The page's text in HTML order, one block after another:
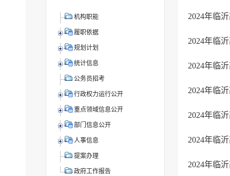
机构职能
履职依据
规划计划
统计信息
公务员招考
行政权力运行公开
重点领域信息公开
部门信息公开
人事信息
提案办理
政府工作报告
2024年临
2024年临
2024年临
2024年临
2024年临
2024年临
2024年临